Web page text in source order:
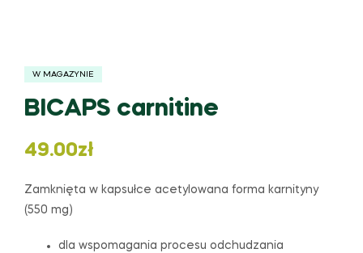
W MAGAZYNIE
BICAPS carnitine
49.00zł
Zamknięta w kapsułce acetylowana forma karnityny
(550 mg)
dla wspomagania procesu odchudzania